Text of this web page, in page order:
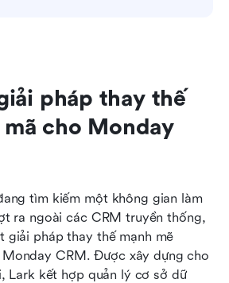
pháp thay thế
cho Monday
tìm kiếm một không gian làm
ra ngoài các CRM truyền thống,
giải pháp thay thế mạnh mẽ
CRM. Được xây dựng cho
Lark kết hợp quản lý cơ sở dữ